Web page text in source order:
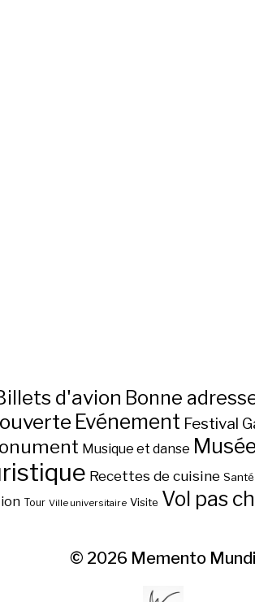
d'avion Bonne
Evénement Festival
Musique et danse
Recettes de cuisine Santé
Tour Ville universitaire Visite Vol pas
© 2026 Memento Mundi